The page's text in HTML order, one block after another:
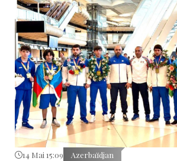
14 Mai 15:09 Azerbaïdjan